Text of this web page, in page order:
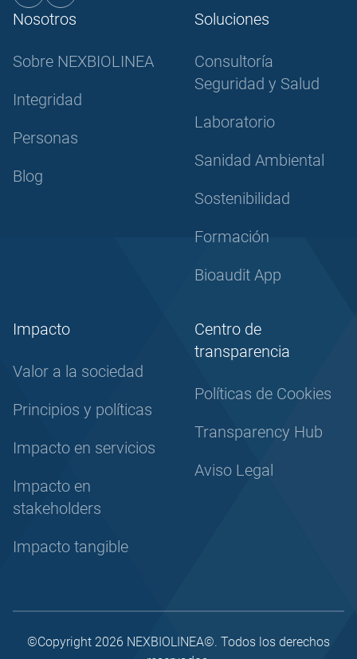
Nosotros
Sobre NEXBIOLINEA
Integridad
Personas
Blog
Soluciones
Consultoría
Seguridad y Salud
Laboratorio
Sanidad Ambiental
Sostenibilidad
Formación
Bioaudit App
Impacto
Valor a la sociedad
Principios y políticas
Impacto en servicios
Impacto en
stakeholders
Impacto tangible
Centro de
transparencia
Políticas de Cookies
Transparency Hub
Aviso Legal
©Copyright 2026 NEXBIOLINEA©. Todos los derechos